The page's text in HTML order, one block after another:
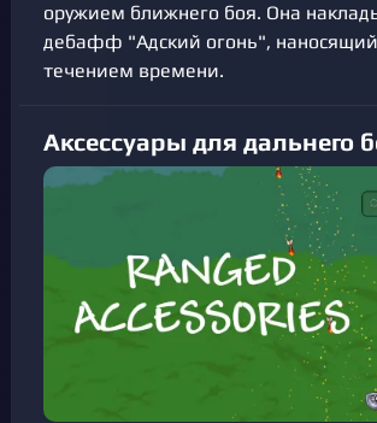
оружием ближнего боя. Она
дебафф "Адский огонь", наносящий
течением времени.
Аксессуары для дальнего